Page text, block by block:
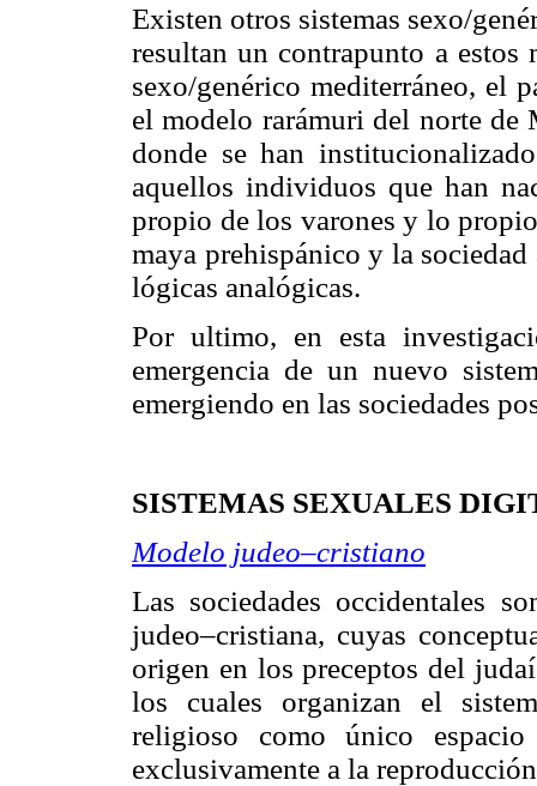
Existen otros sistemas sexo/
resultan un contrapunto a
sexo/genérico mediterráneo, el
el modelo rarámuri del norte
donde se han
aquellos individuos que han
propio de los varones y lo
maya prehispánico y la
lógicas analógicas.
Por ultimo, en esta
emergencia de un nuevo
emergiendo en las sociedades
SISTEMAS SEXUALES
Modelo judeo–cristiano
Las sociedades occidentales
judeo–cristiana, cuyas
origen en los preceptos del
los cuales organizan el
religioso como único
exclusivamente a la